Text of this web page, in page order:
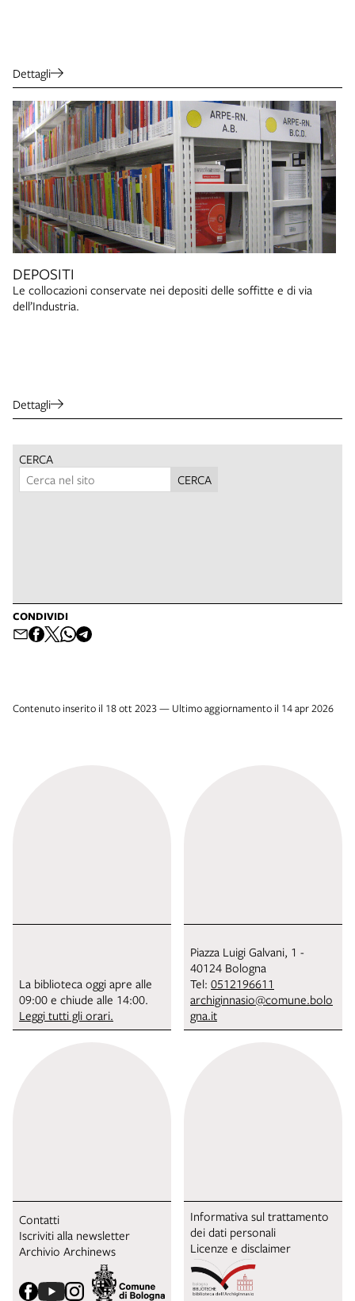
Dettagli
DEPOSITI
Le collocazioni conservate nei depositi delle soffitte e di via
dell’Industria.
Dettagli
CERCA
CERCA
CONDIVIDI
Contenuto inserito il 18 ott 2023 — Ultimo aggiornamento il 14 apr 2026
La biblioteca oggi apre alle
09:00 e chiude alle 14:00.
Leggi tutti gli orari.
Piazza Luigi Galvani, 1 -
40124 Bologna
Tel: 0512196611
archiginnasio@comune.bolo
gna.it
Contatti
Iscriviti alla newsletter
Archivio Archinews
Informativa sul trattamento
dei dati personali
Licenze e disclaimer